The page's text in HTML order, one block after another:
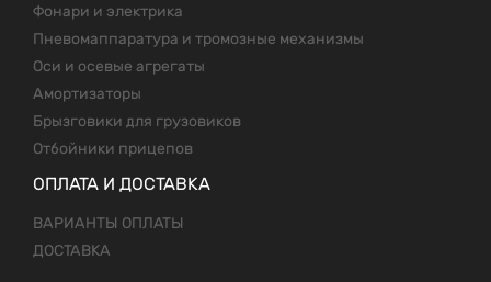
Фонари и электрика
Пневомаппаратура и тромозные механизмы
Оси и осевые агрегаты
Амортизаторы
Брызговики для грузовиков
Отбойники прицепов
ОПЛАТА И ДОСТАВКА
ВАРИАНТЫ ОПЛАТЫ
ДОСТАВКА